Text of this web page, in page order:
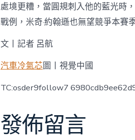
處境更糟，當圓規刺入他的藍光時
戰例，米奇·約翰遜也無望競爭本賽
文丨記者 呂航
汽車冷氣芯圖丨視覺中國
TC:osder9follow7
發佈留言